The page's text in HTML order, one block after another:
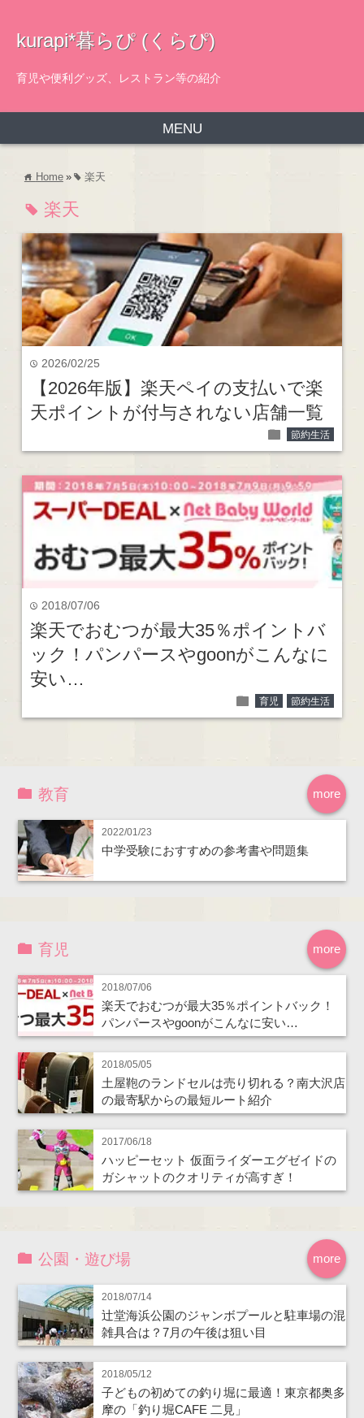
kurapi*暮らぴ (くらぴ)
育児や便利グッズ、レストラン等の紹介
MENU
home Home » tag 楽天
tag 楽天
time 2026/02/25
【2026年版】楽天ペイの支払いで楽
天ポイントが付与されない店舗一覧
folder 節約生活
time 2018/07/06
楽天でおむつが最大35％ポイントバ
ック！パンパースやgoonがこんなに
安い…
folder 育児 節約生活
more
教育
2022/01/23
中学受験におすすめの参考書や問題集
more
育児
2018/07/06
楽天でおむつが最大35％ポイントバック！
パンパースやgoonがこんなに安い…
2018/05/05
土屋鞄のランドセルは売り切れる？南大沢店
の最寄駅からの最短ルート紹介
2017/06/18
ハッピーセット 仮面ライダーエグゼイドの
ガシャットのクオリティが高すぎ！
more
公園・遊び場
2018/07/14
辻堂海浜公園のジャンボプールと駐車場の混
雑具合は？7月の午後は狙い目
2018/05/12
子どもの初めての釣り堀に最適！東京都奥多
摩の「釣り堀CAFE 二見」